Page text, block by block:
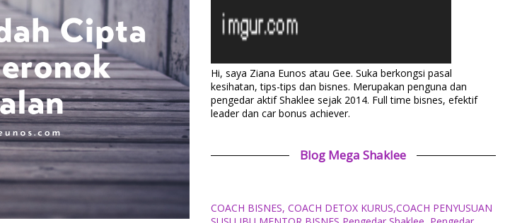
Hi, saya Ziana Eunos atau Gee. Suka berkongsi pasal
kesihatan, tips-tips dan bisnes. Merupakan penguna dan
pengedar aktif Shaklee sejak 2014. Full time bisnes, efektif
leader dan car bonus achiever.
Blog Mega Shaklee
COACH BISNES, COACH DETOX KURUS,COACH PENYUSUAN